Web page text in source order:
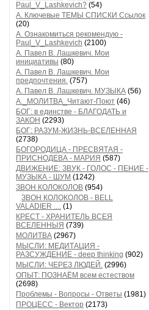
Paul_V_Lashkevich? (54)
А. Ключевые ТЕМЫ СПИСКИ Ссылок
(20)
А. Ознакомиться рекомендую -
Paul_V_Lashkevich (2100)
А. Павел В. Лашкевич. Мои
инициативы (80)
А. Павел В. Лашкевич. Мои
предпочтения. (757)
А. Павел В. Лашкевич. МУЗЫКА (56)
А._МОЛИТВА_Читают-Поют (46)
БОГ: в единстве - БЛАГОДАТЬ и
ЗАКОН (2293)
БОГ: РАЗУМ-ЖИЗНЬ-ВСЕЛЕННАЯ
(2738)
БОГОРОДИЦА - ПРЕСВЯТАЯ -
ПРИСНОДЕВА - МАРИЯ (587)
ДВИЖЕНИЕ: ЗВУК - ГОЛОС - ПЕНИЕ -
МУЗЫКА - ШУМ (1242)
ЗВОН КОЛОКОЛОВ (954)
ЗВОН КОЛОКОЛОВ - BELL
VALADIER .... (1)
КРЕСТ - ХРАНИТЕЛЬ ВСЕЯ
ВСЕЛЕННЫЯ (739)
МОЛИТВА (2967)
МЫСЛИ: МЕДИТАЦИЯ -
РАЗСУЖДЕНИЕ - deep thinking (902)
МЫСЛИ: ЧЕРЕЗ ЛЮДЕЙ. (2996)
ОПЫТ: ПОЗНАЁМ всем естеством
(2698)
Проблемы - Вопросы - Ответы (1981)
ПРОЦЕСС - Вектор (2173)